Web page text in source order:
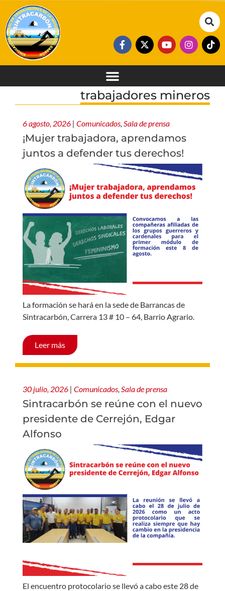
trabajadores mineros
6 agosto, 2026 | Comunicados, Sala de prensa
¡Mujer trabajadora, aprendamos
juntos a defender tus derechos!
La formación se hará en la sede de Barrancas de
Sintracarbón, Carrera 13 # 10 – 64, Barrio Agrario.
Leer más
30 julio, 2026 | Comunicados, Sala de prensa
Sintracarbón se reúne con el nuevo
presidente de Cerrejón, Edgar
Alfonso
El encuentro protocolario se llevó a cabo este 28 de